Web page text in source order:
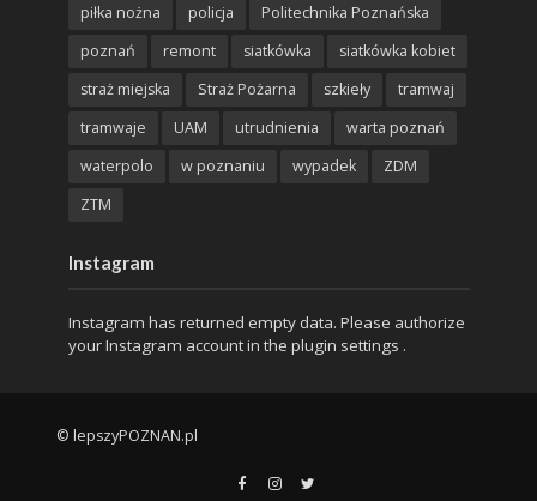
piłka nożna
policja
Politechnika Poznańska
poznań
remont siatkówka
siatkówka kobiet
straż miejska
Straż Pożarna szkieły
tramwaj
tramwaje
UAM utrudnienia
warta poznań
waterpolo
w poznaniu wypadek
ZDM
ZTM
Instagram
Instagram has returned empty data. Please authorize
your Instagram account in the plugin settings .
© lepszyPOZNAN.pl